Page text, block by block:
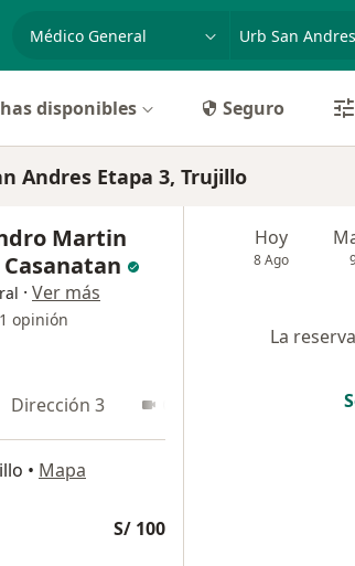
especialidad, enfermedad o nombre
disponibles Seguro
Andres Etapa 3, Trujillo
Martin
· Ver más
opinión
Dirección 3
• Mapa
S/ 100
Hoy
8 Ago
La